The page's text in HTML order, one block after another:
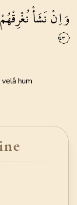
وَاِنْنَشَأْنُغْرِقْهُمْ
٤٣
hum